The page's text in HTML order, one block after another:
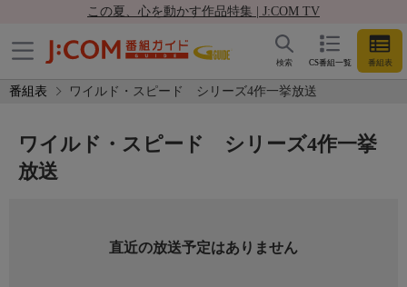
この夏、心を動かす作品特集 | J:COM TV
CS番組一覧 番組表
検索
番組表 ワイルド・スピード シリーズ4作一挙放送
ワイルド・スピード シリーズ4作一挙
放送
直近の放送予定はありません